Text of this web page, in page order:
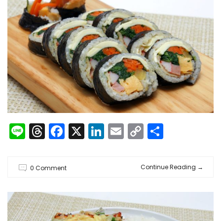
LineThreads
Facebook
X LinkedIn
Email
Copy
Link
0 Comment Continue Reading →